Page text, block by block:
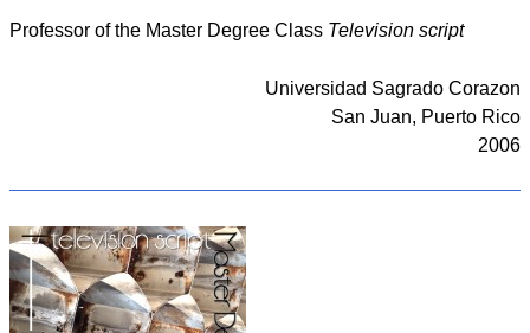
Professor of the Master Degree Class Television script
Universidad Sagrado Corazon
San Juan, Puerto Rico
2006